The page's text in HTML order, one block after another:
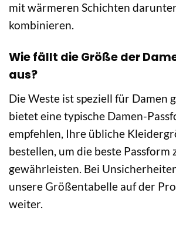
mit wärmeren Schichten
kombinieren.
Wie fällt die Größe der
aus?
Die Weste ist speziell für Damen
bietet eine typische Damen-
empfehlen, Ihre übliche
bestellen, um die beste Passform
gewährleisten. Bei
unsere Größentabelle auf der
weiter.